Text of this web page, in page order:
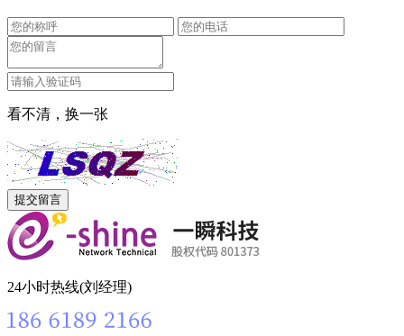
看不清，换一张
24小时热线(刘经理)